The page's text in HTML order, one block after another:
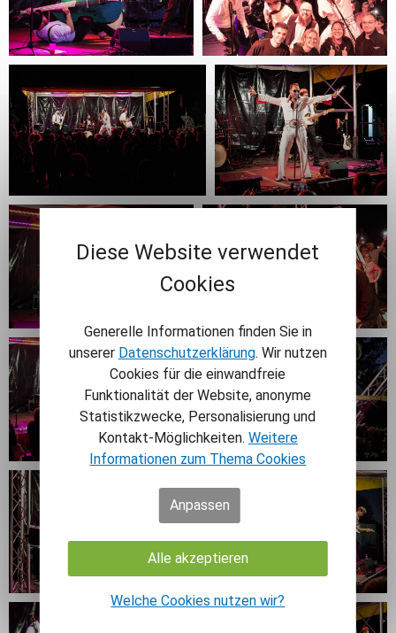
Diese Website verwendet
Cookies
Generelle Informationen finden Sie in
unserer Datenschutzerklärung. Wir nutzen
Cookies für die einwandfreie
Funktionalität der Website, anonyme
Statistikzwecke, Personalisierung und
Kontakt-Möglichkeiten. Weitere
Informationen zum Thema Cookies
Anpassen
Alle akzeptieren
Welche Cookies nutzen wir?